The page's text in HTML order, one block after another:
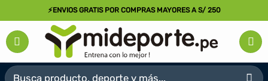
al
contenido
⚡ENVIOS GRATIS POR COMPRAS MAYORES A S/ 250
Buscar